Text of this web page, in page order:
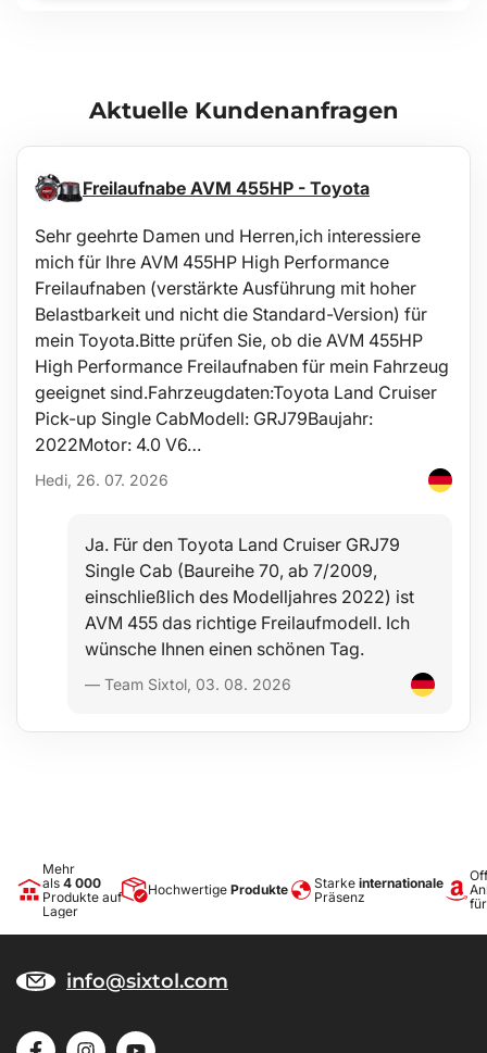
Aktuelle Kundenanfragen
Freilaufnabe AVM 455HP - Toyota
Sehr geehrte Damen und Herren,ich interessiere
mich für Ihre AVM 455HP High Performance
Freilaufnaben (verstärkte Ausführung mit hoher
Belastbarkeit und nicht die Standard-Version) für
mein Toyota.Bitte prüfen Sie, ob die AVM 455HP
High Performance Freilaufnaben für mein Fahrzeug
geeignet sind.Fahrzeugdaten:Toyota Land Cruiser
Pick-up Single CabModell: GRJ79Baujahr:
2022Motor: 4.0 V6…
Hedi, 26. 07. 2026
Ja. Für den Toyota Land Cruiser GRJ79
Single Cab (Baureihe 70, ab 7/2009,
einschließlich des Modelljahres 2022) ist
AVM 455 das richtige Freilaufmodell. Ich
wünsche Ihnen einen schönen Tag.
— Team Sixtol, 03. 08. 2026
Mehr
als 4 000
Produkte auf
Lager
Hochwertige Produkte Starke internationale
Präsenz
info@sixtol.com